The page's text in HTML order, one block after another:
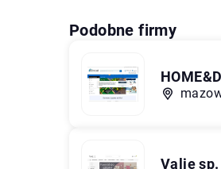
Podobne firmy
Valie sp.